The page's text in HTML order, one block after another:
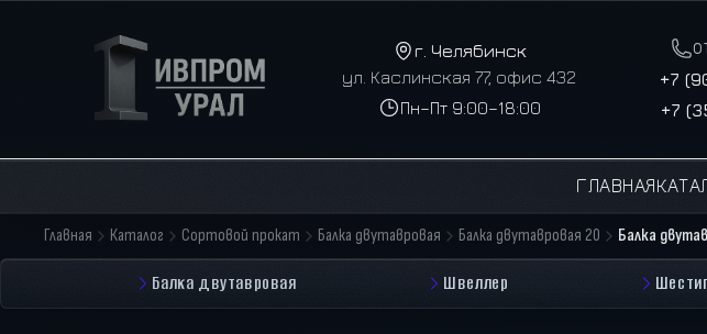
г. Челябинск
ул. Каслинская 77, офис 432
Пн–Пт 9:00–18:00
+7
+7
ГЛАВНАЯ
Главная Каталог Сортовой прокат Балка двутавровая Балка двутавровая 20 Балка
Балка двутавровая Швеллер